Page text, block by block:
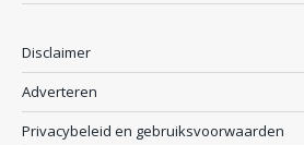
Disclaimer
Adverteren
Privacybeleid en gebruiksvoorwaarden